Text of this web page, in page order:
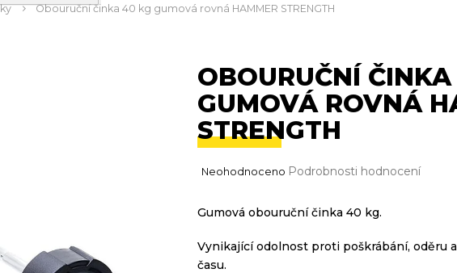
Obouruční činka 40 kg gumová rovná HAMMER STRENGTH
OBOURUČNÍ
GUMOVÁ ROVNÁ
STRENGTH
Průměrné
je
z
5
Neohodnoceno Podrobnosti hodnocení
Gumová obouruční činka 40 kg.
Vynikající odolnost proti poškrábání, oděru
času.